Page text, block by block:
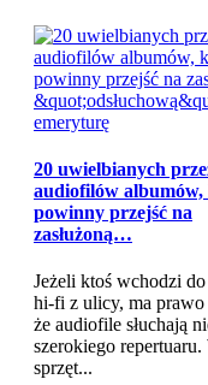
20 uwielbianych
audiofilów
powinny przejść na
zasłużoną…
Jeżeli ktoś wchodzi
hi-fi z ulicy, ma prawo
że audiofile słuchają
szerokiego
sprzęt...